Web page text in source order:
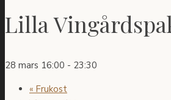
Lilla
28 mars 16:00 - 23:30
« Frukost